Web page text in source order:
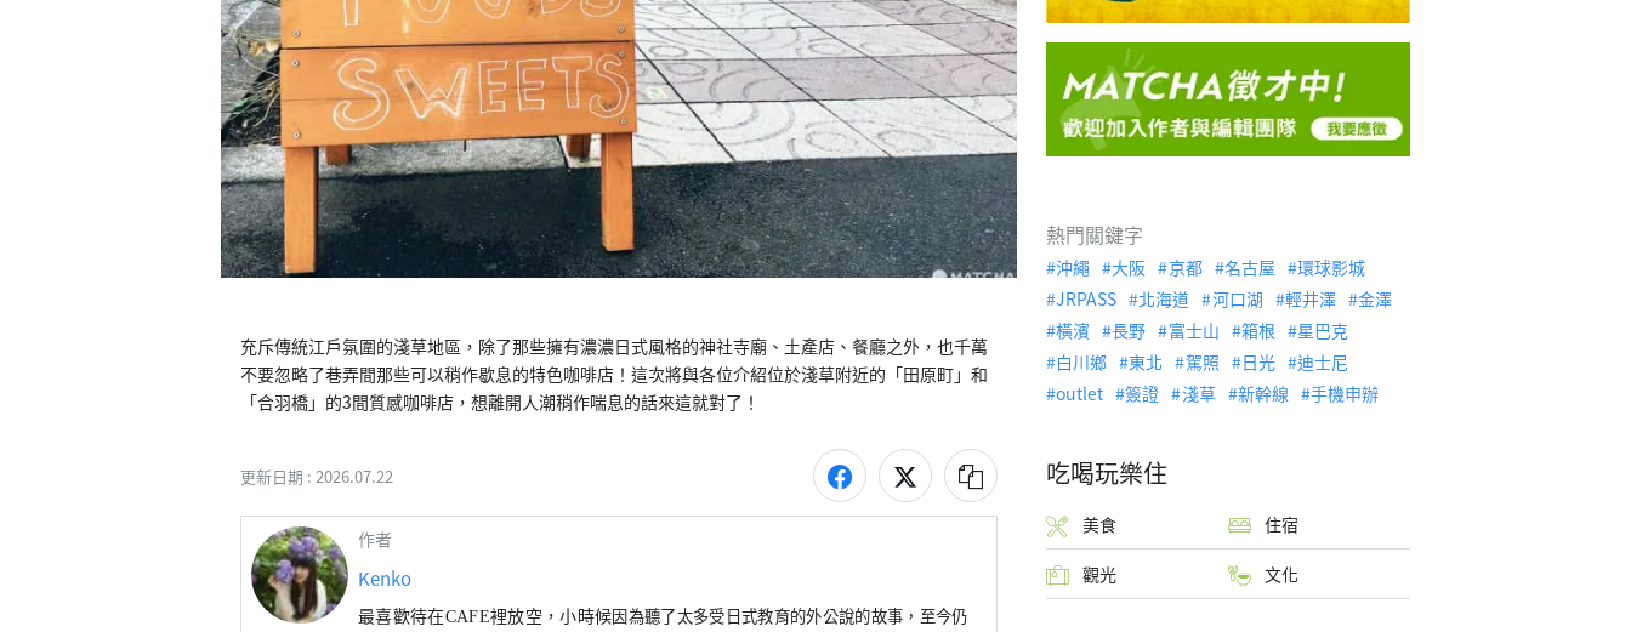
充斥傳統江戶氛圍的淺草地區，除了那些擁有濃濃日式風格的神社寺廟、土產店、餐廳之外，也千萬
不要忽略了巷弄間那些可以稍作歇息的特色咖啡店！這次將與各位介紹位於淺草附近的「田原町」和
「合羽橋」的3間質感咖啡店，想離開人潮稍作喘息的話來這就對了！
更新日期 : 2026.07.22
作者
Kenko
最喜歡待在CAFE裡放空，小時候因為聽了太多受日式教育的外公說的故事，至今仍
熱門關鍵字
沖繩 大阪 京都 名古屋
環球影城
JRPASS
北海道 河口湖 輕井澤
金澤
橫濱
長野 富士山 箱根
星巴克
白川鄉
東北 駕照 日光
迪士尼
outlet
簽證 淺草 新幹線 手機申辦
吃喝玩樂住
美食 住宿
觀光 文化